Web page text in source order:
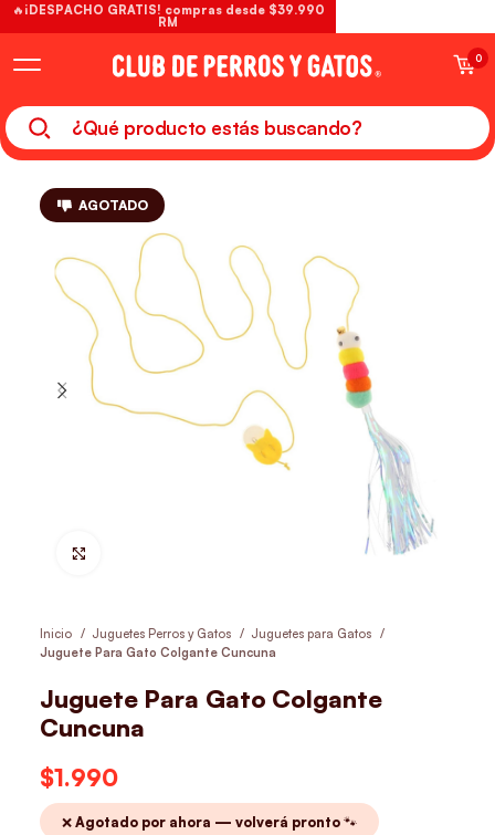
0
AGOTADO
Inicio Juguetes Perros y Gatos
Juguetes para Gatos
Juguete Para Gato Colgante Cuncuna
Juguete Para Gato Colgante
Cuncuna
$1.990
❌ Agotado por ahora — volverá pronto 🐾
🔥¡DESPACHO GRATIS! compras desde $39.990
RM